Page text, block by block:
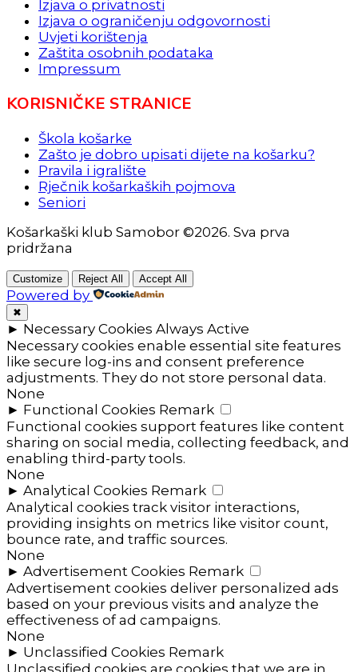
Izjava o privatnosti
Izjava o ograničenju odgovornosti
Uvjeti korištenja
Zaštita osobnih podataka
Impressum
KORISNIČKE STRANICE
Škola košarke
Zašto je dobro upisati dijete na košarku?
Pravila i igralište
Rječnik košarkaških pojmova
Seniori
Košarkaški klub Samobor ©2026. Sva prva
pridržana
Customize Reject All Accept All
Powered by
✖
► Necessary Cookies Always Active
Necessary cookies enable essential site features
like secure log-ins and consent preference
adjustments. They do not store personal data.
None
► Functional Cookies Remark
Functional cookies support features like content
sharing on social media, collecting feedback, and
enabling third-party tools.
None
► Analytical Cookies Remark
Analytical cookies track visitor interactions,
providing insights on metrics like visitor count,
bounce rate, and traffic sources.
None
► Advertisement Cookies Remark
Advertisement cookies deliver personalized ads
based on your previous visits and analyze the
effectiveness of ad campaigns.
None
► Unclassified Cookies Remark
Unclassified cookies are cookies that we are in